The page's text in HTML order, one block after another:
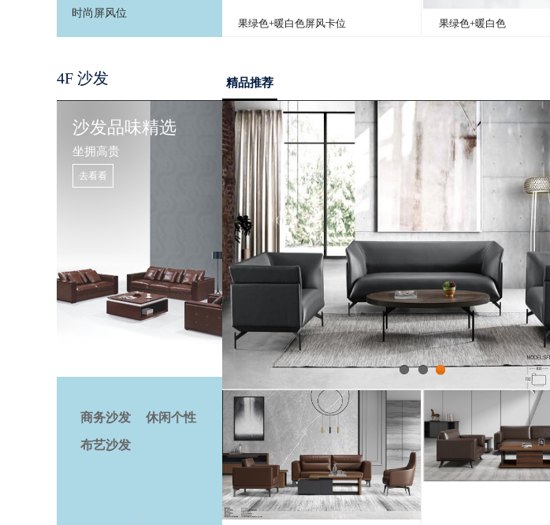
屏风卡位
时尚屏风位
果绿色+暖白色屏风卡位 果绿色+暖白色
4F 沙发 精品推荐
沙发品味精选
坐拥高贵
去看看
商务沙发
休闲个性
布艺沙发